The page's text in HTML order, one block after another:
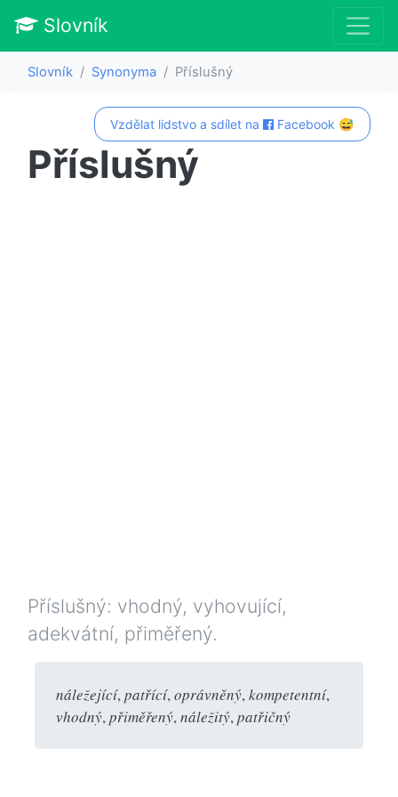
Slovník
Slovník Synonyma Příslušný
Vzdělat lidstvo a sdílet na Facebook 😅
Příslušný
Příslušný: vhodný, vyhovující,
adekvátní, přiměřený.
náležející,patřící,oprávněný,kompetentní,
vhodný,přiměřený,náležitý,patřičný